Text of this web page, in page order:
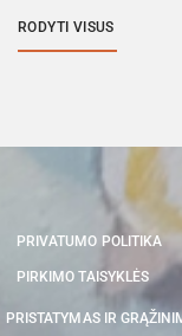
RODYTI VISUS
PRIVATUMO POLITIKA
PIRKIMO TAISYKLĖS
PRISTATYMAS IR